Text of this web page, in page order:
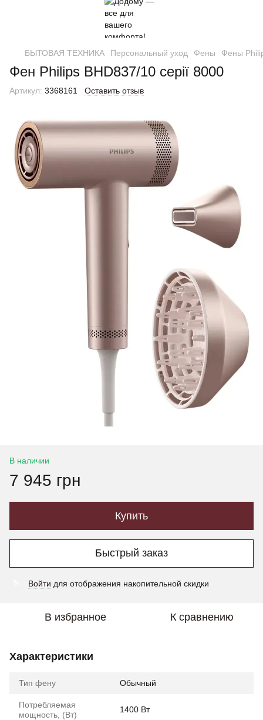
БЫТОВАЯ ТЕХНИКА Персональный уход Фены Фены
Фен Philips BHD837/10 серії 8000
Артикул: 3368161 Оставить отзыв
В наличии
7 945 грн
Купить
Быстрый заказ
Войти для отображения накопительной скидки
В избранное К сравнению
Характеристики
Тип фену Обычный
Потребляемая
мощность, (Вт)
1400 Вт